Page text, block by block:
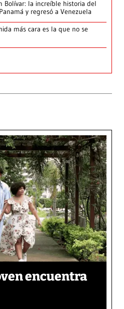
Bolívar: la increíble historia del
y regresó a Venezuela
más cara es la que no se
encuentra